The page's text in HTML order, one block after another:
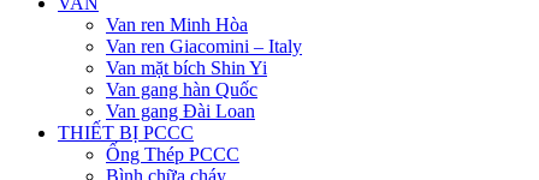
Van ren Minh Hòa
Van ren Giacomini – Italy
Van mặt bích Shin Yi
Van gang hàn Quốc
Van gang Đài Loan
THIẾT BỊ PCCC
Ống Thép PCCC
Bình chữa cháy